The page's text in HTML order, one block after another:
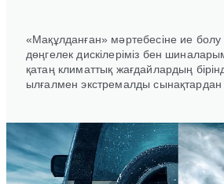
«Мақұлданған» мәртебесіне ие болу
дөңгелек дискілеріміз бен
қатаң климаттық жағдайлардың
ылғалмен экстремалды сынақтардан
1/2